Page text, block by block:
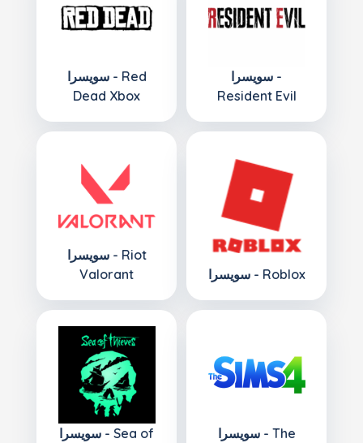
سويسرا - Red
Dead Xbox
سويسرا -
Resident Evil
سويسرا - Riot
Valorant
سويسرا - Roblox
سويسرا - Sea of
سويسرا - The